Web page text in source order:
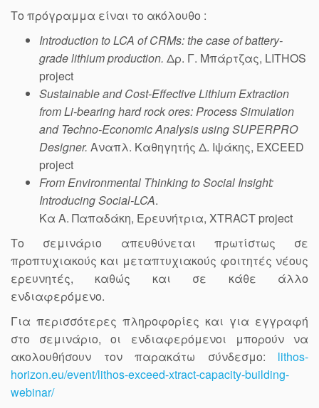
Το πρόγραμμα είναι το ακόλουθο :
Introduction to LCA of CRMs: the case of battery-
grade lithium production. Δρ. Γ. Μπάρτζας, LITHOS
project
Sustainable and Cost-Effective Lithium Extraction
from Li-bearing hard rock ores: Process Simulation
and Techno-Economic Analysis using SUPERPRO
Designer. Aναπλ. Καθηγητής Δ. Ιψάκης, EXCEED
project
From Environmental Thinking to Social Insight:
Introducing Social-LCA.
Kα Α. Παπαδάκη, Ερευνήτρια, XTRACT project
Το σεμινάριο απευθύνεται πρωτίστως σε
προπτυχιακούς και μεταπτυχιακούς φοιτητές νέους
ερευνητές, καθώς και σε κάθε άλλο
ενδιαφερόμενο.
Για περισσότερες πληροφορίες και για εγγραφή
στο σεμινάριο, οι ενδιαφερόμενοι μπορούν να
ακολουθήσουν τον παρακάτω σύνδεσμο: lithos-
horizon.eu/event/lithos-exceed-xtract-capacity-building-
webinar/